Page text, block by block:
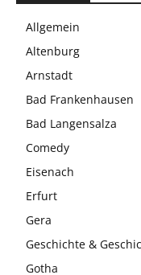
Allgemein
Altenburg
Arnstadt
Bad Frankenhausen
Bad Langensalza
Comedy
Eisenach
Erfurt
Gera
Geschichte &
Gotha